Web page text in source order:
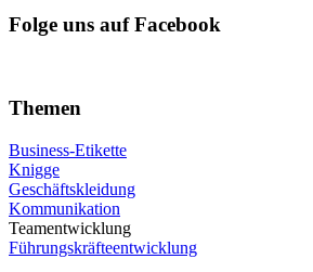
Folge uns auf Facebook
Themen
Business-Etikette
Knigge
Geschäftskleidung
Kommunikation
Teamentwicklung
Führungskräfteentwicklung